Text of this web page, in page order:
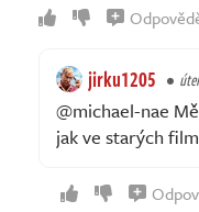
jirku1205
@michael-nae
jak ve starých